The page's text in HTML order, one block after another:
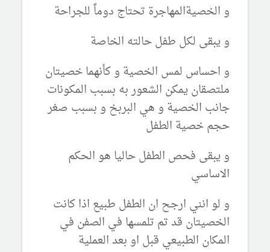
و الخصيةالمهاجرة تحتاج دوماً للجراحة
و يبقى لكل طفل حالته الخاصة
و احساس لمس الخصية و كأنهما خصيتان
ملتصقان يمكن الشعور به بسبب المكونات
جانب الخصية و هي البربخ و بسبب صغر
حجم خصية الطفل
و يبقى فحص الطفل حاليا هو الحكم
الاساسي
و لو انني ارجح ان الطفل طبيع اذا كانت
الخصيتان قد تم تلمسها في الصفن في
المكان الطبيعي قبل او بعد العملية